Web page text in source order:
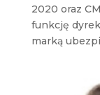
2020 oraz
funkcję
marką